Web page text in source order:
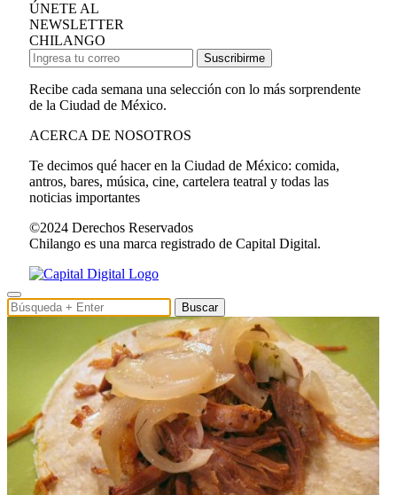
ÚNETE AL
NEWSLETTER
CHILANGO
Suscribirme
Recibe cada semana una selección con lo más sorprendente
de la Ciudad de México.
ACERCA DE NOSOTROS
Te decimos qué hacer en la Ciudad de México: comida,
antros, bares, música, cine, cartelera teatral y todas las
noticias importantes
©2024 Derechos Reservados
Chilango es una marca registrado de Capital Digital.
Buscar